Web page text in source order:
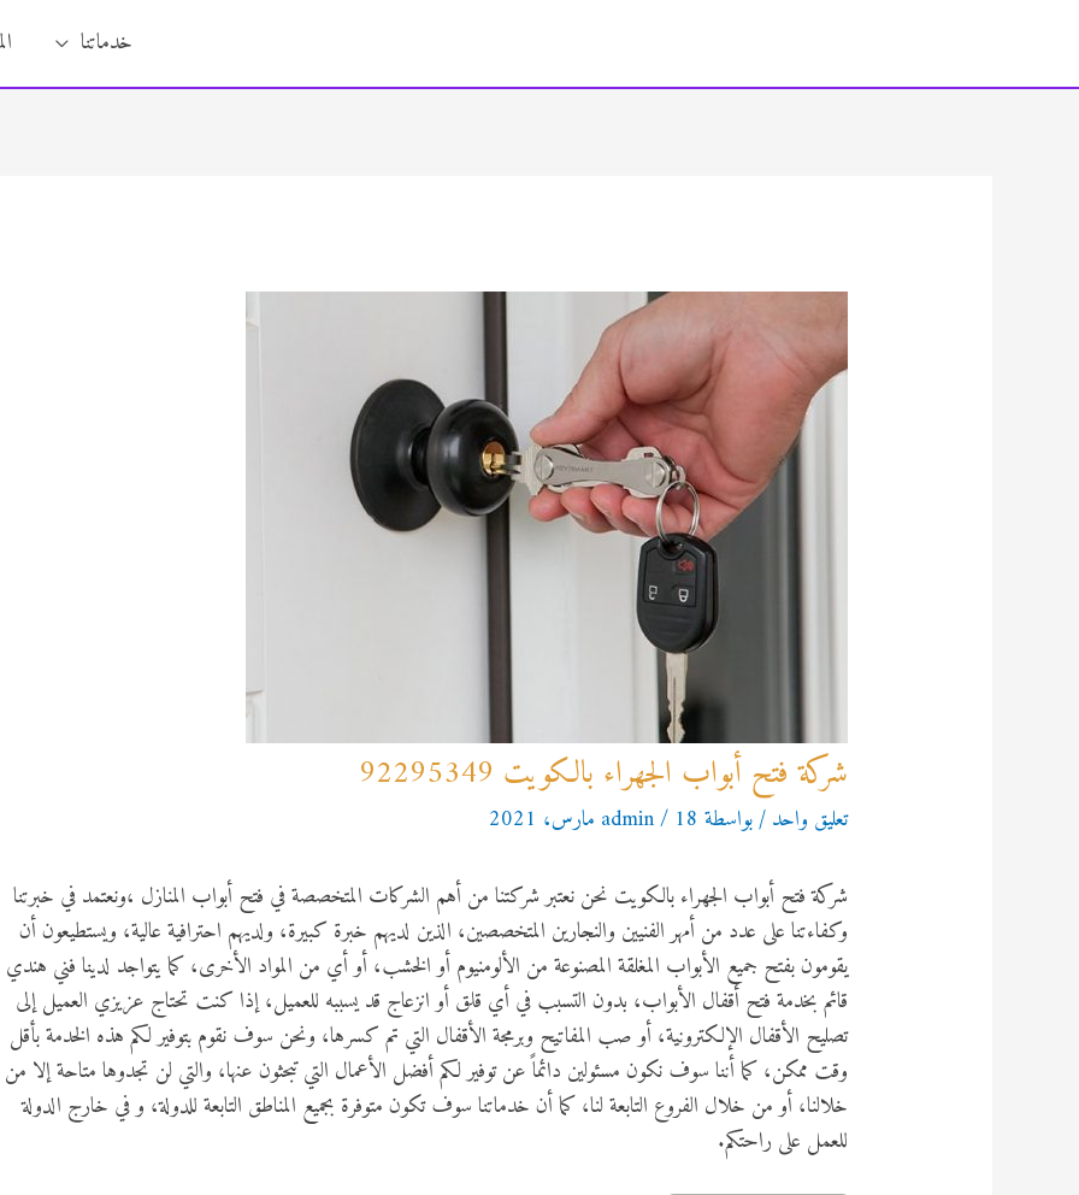
المحتوى
خدماتنا
شركة فتح أبواب الجهراء بالكويت 92295349
تعليق واحد/ بواسطة admin/ 18 مارس، 2021
شركة فتح أبواب الجهراء بالكويت نحن نعتبر شركتنا من أهم الشركات المتخصصة في فتح أبواب المنازل ،ونعتمد في خبرتنا
وكفاءتنا على عدد من أمهر الفنيين والنجارين المتخصصين، الذين لديهم خبرة كبيرة، ولديهم احترافية عالية، ويستطيعون أن
يقومون بفتح جميع الأبواب المغلقة المصنوعة من الألومنيوم أو الخشب، أو أي من المواد الأخرى، كما يتواجد لدينا فني هندي
قائم بخدمة فتح أقفال الأبواب، بدون التسبب في أي قلق أو انزعاج قد يسببه للعميل، إذا كنت تحتاج عزيزي العميل إلى
تصليح الأقفال الإلكترونية، أو صب المفاتيح وبرمجة الأقفال التي تم كسرها، ونحن سوف نقوم بتوفير لكم هذه الخدمة بأقل
وقت ممكن، كما أننا سوف نكون مسئولين دائماً عن توفير لكم أفضل الأعمال التي تبحثون عنها، والتي لن تجدوها متاحة إلا من
خلالنا، أو من خلال الفروع التابعة لنا، كما أن خدماتنا سوف تكون متوفرة بجميع المناطق التابعة للدولة، و في خارج الدولة
للعمل على راحتكم.